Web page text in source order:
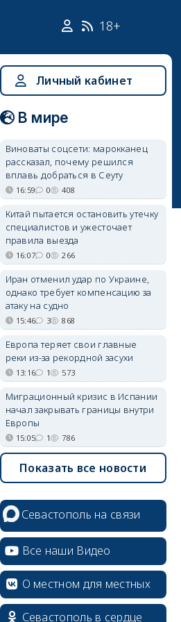
18+
Личный кабинет
В мире
Виноваты соцсети: марокканец
рассказал, почему решился
вплавь добраться в Сеуту
16:59 0 408
Китай пытается остановить утечку
специалистов и ужесточает
правила выезда
16:07 0 266
Иран отменил удар по Украине,
однако требует компенсацию за
атаку на судно
15:46 3 868
Европа теряет свои главные
реки из-за рекордной засухи
13:16 1 573
Миграционный кризис в Испании
начал закрывать границы внутри
Европы
15:05 1 786
Показать все новости
Севастополь на связи
Все наши Видео
О местном для местных
Севастополь в сердце
erid: 2SDnjcrDNw6